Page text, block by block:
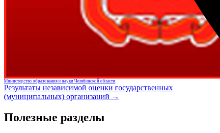
Министерство образования и науки Челябинской области
Результаты независимой оценки государственных
(муниципальных) организаций →
Полезные разделы